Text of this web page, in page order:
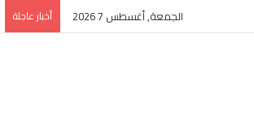
الجمعة, أغسطس 7 2026 أخبار عاجلة